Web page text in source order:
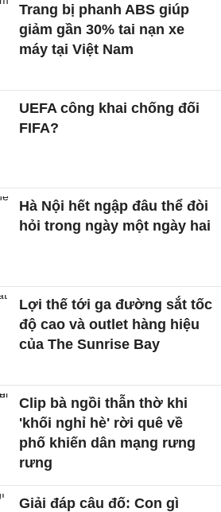
Trang bị phanh ABS giúp
giảm gần 30% tai nạn xe
máy tại Việt Nam
UEFA công khai chống đối
FIFA?
Hà Nội hết ngập đâu thể đòi
hỏi trong ngày một ngày hai
Lợi thế tới ga đường sắt tốc
độ cao và outlet hàng hiệu
của The Sunrise Bay
Clip bà ngồi thẫn thờ khi
'khối nghỉ hè' rời quê về
phố khiến dân mạng rưng
rưng
Giải đáp câu đố: Con gì